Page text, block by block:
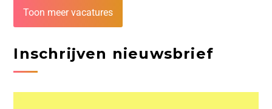
Toon meer vacatures
Inschrijven nieuwsbrief